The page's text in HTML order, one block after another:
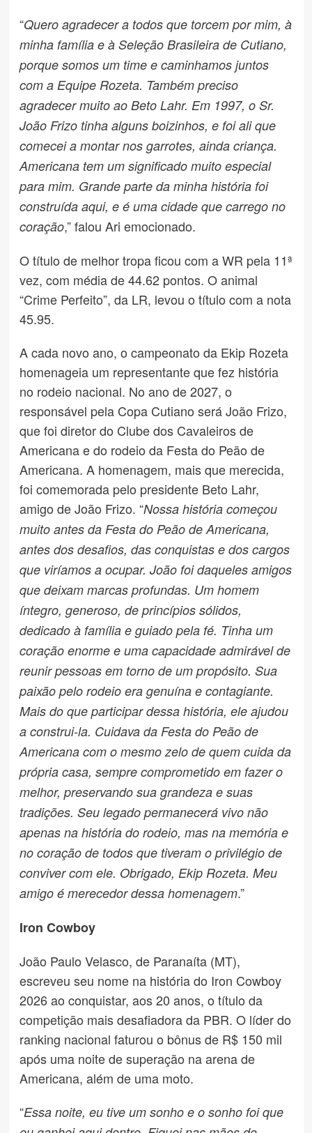
“Quero agradecer a todos que torcem por mim, à
minha família e à Seleção Brasileira de Cutiano,
porque somos um time e caminhamos juntos
com a Equipe Rozeta. Também preciso
agradecer muito ao Beto Lahr. Em 1997, o Sr.
João Frizo tinha alguns boizinhos, e foi ali que
comecei a montar nos garrotes, ainda criança.
Americana tem um significado muito especial
para mim. Grande parte da minha história foi
construída aqui, e é uma cidade que carrego no
coração,” falou Ari emocionado.
O título de melhor tropa ficou com a WR pela 11ª
vez, com média de 44.62 pontos. O animal
“Crime Perfeito”, da LR, levou o título com a nota
45.95.
A cada novo ano, o campeonato da Ekip Rozeta
homenageia um representante que fez história
no rodeio nacional. No ano de 2027, o
responsável pela Copa Cutiano será João Frizo,
que foi diretor do Clube dos Cavaleiros de
Americana e do rodeio da Festa do Peão de
Americana. A homenagem, mais que merecida,
foi comemorada pelo presidente Beto Lahr,
amigo de João Frizo. “Nossa história começou
muito antes da Festa do Peão de Americana,
antes dos desafios, das conquistas e dos cargos
que viríamos a ocupar. João foi daqueles amigos
que deixam marcas profundas. Um homem
íntegro, generoso, de princípios sólidos,
dedicado à família e guiado pela fé. Tinha um
coração enorme e uma capacidade admirável de
reunir pessoas em torno de um propósito. Sua
paixão pelo rodeio era genuína e contagiante.
Mais do que participar dessa história, ele ajudou
a construi-la. Cuidava da Festa do Peão de
Americana com o mesmo zelo de quem cuida da
própria casa, sempre comprometido em fazer o
melhor, preservando sua grandeza e suas
tradições. Seu legado permanecerá vivo não
apenas na história do rodeio, mas na memória e
no coração de todos que tiveram o privilégio de
conviver com ele. Obrigado, Ekip Rozeta. Meu
amigo é merecedor dessa homenagem.”
Iron Cowboy
João Paulo Velasco, de Paranaíta (MT),
escreveu seu nome na história do Iron Cowboy
2026 ao conquistar, aos 20 anos, o título da
competição mais desafiadora da PBR. O líder do
ranking nacional faturou o bônus de R$ 150 mil
após uma noite de superação na arena de
Americana, além de uma moto.
“Essa noite, eu tive um sonho e o sonho foi que